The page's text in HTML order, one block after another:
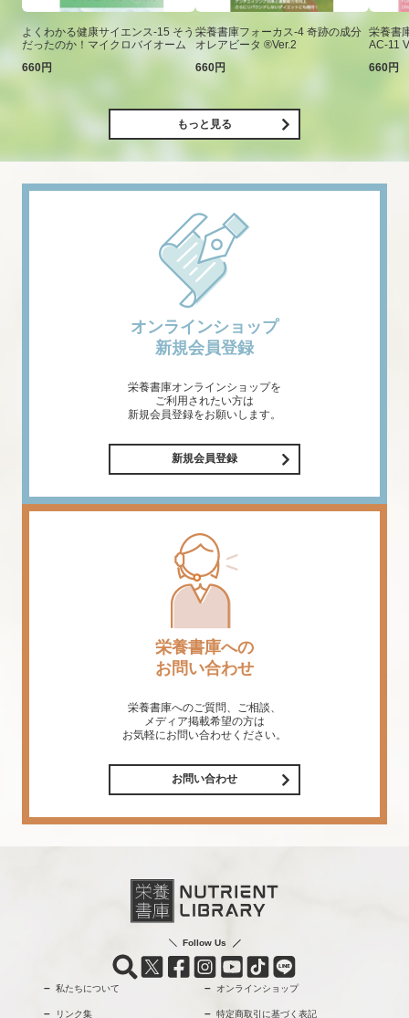
よくわかる健康サイエンス-15 そう
だったのか！マイクロバイオーム
660円
栄養書庫フォーカス-4 奇跡の成分
オレアビータ ®Ver.2
660円
栄養書
AC-11
660円
もっと見る
オンラインショップ
新規会員登録
栄養書庫オンラインショップを
ご利用されたい方は
新規会員登録をお願いします。
新規会員登録
栄養書庫への
お問い合わせ
栄養書庫へのご質問、ご相談、
メディア掲載希望の方は
お気軽にお問い合わせください。
お問い合わせ
Follow Us
私たちについて オンラインショップ
リンク集 特定商取引に基づく表記